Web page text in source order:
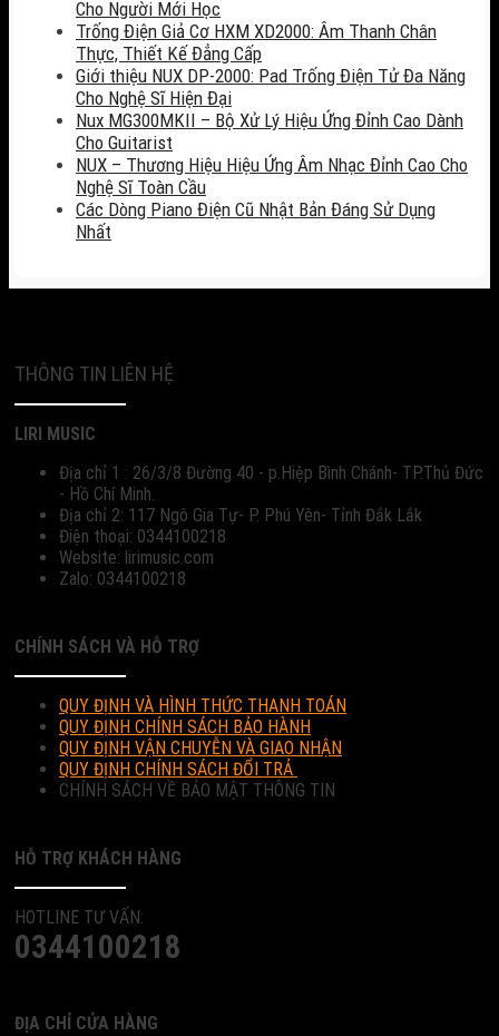
Cho Người Mới Học
Trống Điện Giả Cơ HXM XD2000: Âm Thanh Chân
Thực, Thiết Kế Đẳng Cấp
Giới thiệu NUX DP-2000: Pad Trống Điện Tử Đa Năng
Cho Nghệ Sĩ Hiện Đại
Nux MG300MKII – Bộ Xử Lý Hiệu Ứng Đỉnh Cao Dành
Cho Guitarist
NUX – Thương Hiệu Hiệu Ứng Âm Nhạc Đỉnh Cao Cho
Nghệ Sĩ Toàn Cầu
Các Dòng Piano Điện Cũ Nhật Bản Đáng Sử Dụng
Nhất
THÔNG TIN LIÊN HỆ
LIRI MUSIC
Địa chỉ 1 : 26/3/8 Đường 40 - p.Hiệp Bình Chánh- TP.Thủ Đức
- Hồ Chí Minh.
Địa chỉ 2: 117 Ngô Gia Tự- P. Phú Yên- Tỉnh Đắk Lắk
Điện thoại: 0344100218
Website: lirimusic.com
Zalo: 0344100218
CHÍNH SÁCH VÀ HỖ TRỢ
QUY ĐỊNH VÀ HÌNH THỨC THANH TOÁN
QUY ĐỊNH CHÍNH SÁCH BẢO HÀNH
QUY ĐỊNH VẬN CHUYỄN VÀ GIAO NHẬN
QUY ĐỊNH CHÍNH SÁCH ĐỔI TRẢ
CHÍNH SÁCH VỀ BẢO MẬT THÔNG TIN
HỖ TRỢ KHÁCH HÀNG
HOTLINE TƯ VẤN:
0344100218
ĐỊA CHỈ CỬA HÀNG